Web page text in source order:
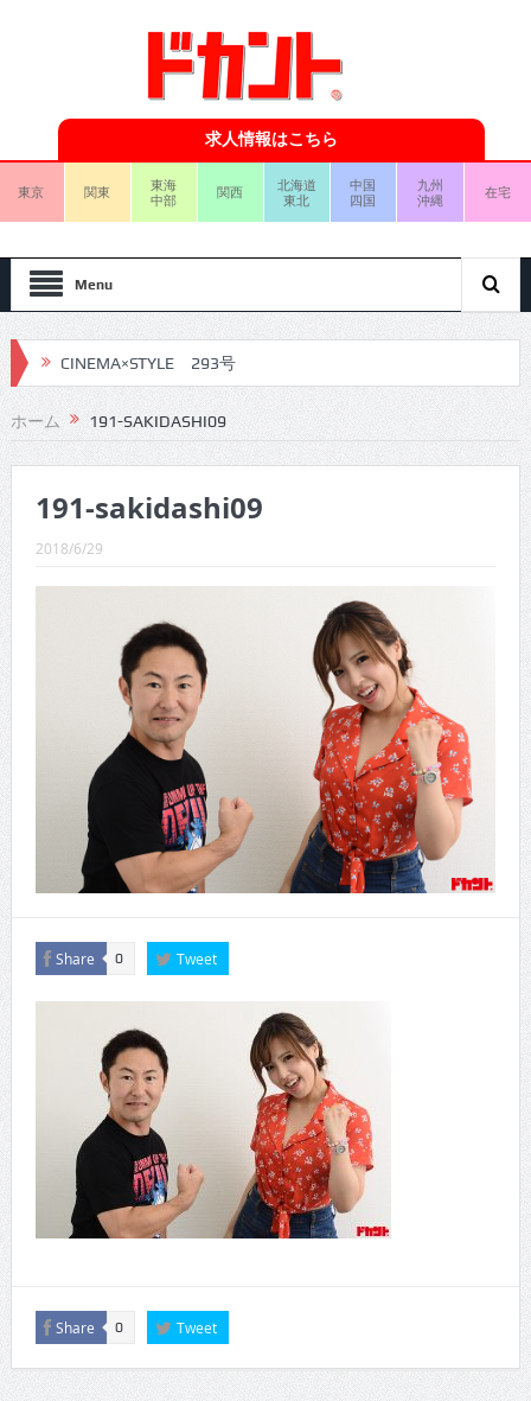
求人情報はこちら
東京 関東
東海
中部
関西
北海道
東北
中国
四国
九州
沖縄
在宅
Menu
CINEMA×STYLE 292号
CINEMA×STYLE 291号
CINEMA×STYLE 287号
CINEMA×STYLE 286号
CINEMA×STYLE 285号
CINEMA×STYLE 294号
ホーム 191-SAKIDASHI09
191-sakidashi09
2018/6/29
Share 0 Tweet
Share 0 Tweet